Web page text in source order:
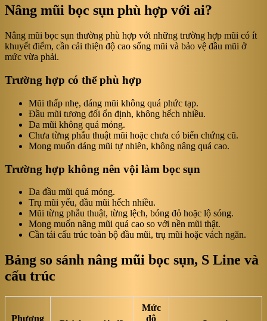
Nâng mũi bọc sụn phù hợp với ai?
Nâng mũi bọc sụn thường phù hợp với những trường hợp mũi có ít
khuyết điểm, cần cải thiện độ cao sống mũi và bảo vệ đầu mũi ở
mức vừa phải.
Trường hợp có thể phù hợp
Mũi thấp nhẹ, dáng mũi không quá phức tạp.
Đầu mũi tương đối ổn định, không hếch nhiều.
Da mũi không quá mỏng.
Chưa từng phẫu thuật mũi hoặc chưa có biến chứng cũ.
Mong muốn dáng mũi tự nhiên, không nâng quá cao.
Trường hợp không nên vội làm bọc sụn
Da đầu mũi quá mỏng.
Trụ mũi yếu, đầu mũi hếch nhiều.
Mũi từng phẫu thuật, từng lệch, bóng đỏ hoặc lộ sóng.
Mong muốn nâng mũi quá cao so với nền mũi thật.
Cần tái cấu trúc toàn bộ đầu mũi, trụ mũi hoặc vách ngăn.
Bảng so sánh nâng mũi bọc sụn, S Line và
cấu trúc
Phương
Mức
độ